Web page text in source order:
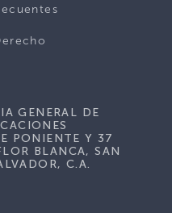
GENERAL DE
PONIENTE Y 37
BLANCA, SAN
C.A.